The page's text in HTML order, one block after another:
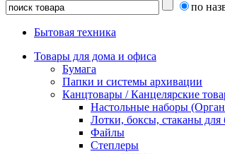
по
Бытовая техника
Товары для дома и офиса
Бумага
Папки и системы архивации
Канцтовары / Канцелярские
Настольные наборы
Лотки, боксы, стаканы для
Файлы
Степлеры